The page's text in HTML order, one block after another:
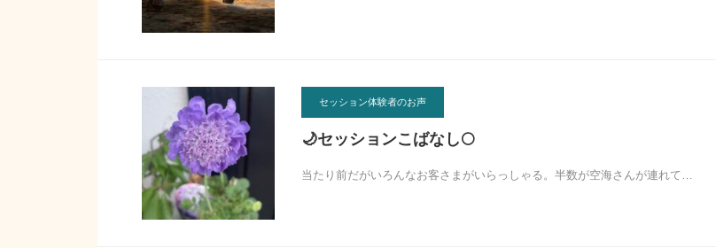
セッション体験者のお声
🌙セッションこばなし🌕
当たり前だがいろんなお客さまがいらっしゃる。半数が空海さんが連れて…